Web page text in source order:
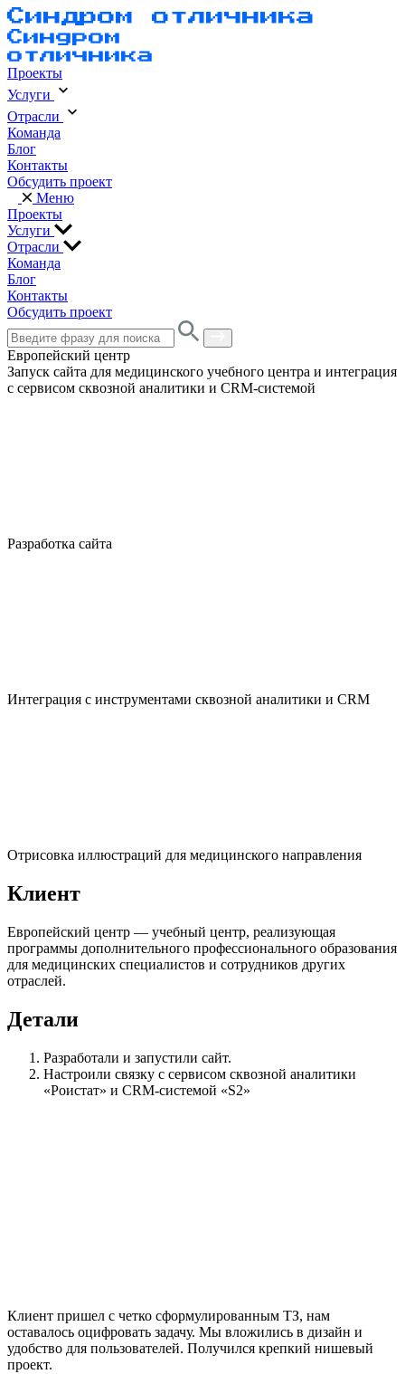
Проекты
Услуги
Отрасли
Команда
Блог
Контакты
Обсудить проект
Меню
Проекты
Услуги
Отрасли
Команда
Блог
Контакты
Обсудить проект
Европейский центр
Запуск сайта для медицинского учебного центра и интеграция
с сервисом сквозной аналитики и CRM-системой
Разработка сайта
Интеграция с инструментами сквозной аналитики и CRM
Отрисовка иллюстраций для медицинского направления
Клиент
Европейский центр — учебный центр, реализующая
программы дополнительного профессионального образования
для медицинских специалистов и сотрудников других
отраслей.
Детали
Разработали и запустили сайт.
Настроили связку с сервисом сквозной аналитики
«Роистат» и CRM-системой «S2»
Клиент пришел с четко сформулированным ТЗ, нам
оставалось оцифровать задачу. Мы вложились в дизайн и
удобство для пользователей. Получился крепкий нишевый
проект.